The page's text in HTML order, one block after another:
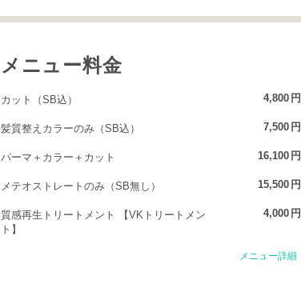
メニュー料金
カット（SB込） 4,800 円
髪質整えカラーのみ（SB込） 7,500 円
パーマ＋カラー＋カット 16,100 円
メテオストレートのみ（SB無し） 15,500 円
質感再生トリートメント 【VKトリートメン
ト】
4,000 円
メニュー詳細